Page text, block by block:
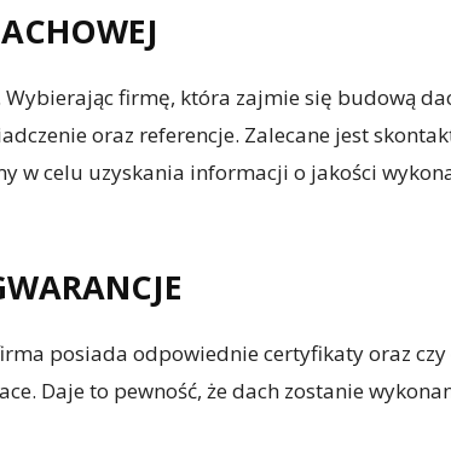
Wybierając firmę, która zajmie się budową
oraz referencje. Zalecane jest
w celu uzyskania informacji o jakości
posiada odpowiednie certyfikaty oraz
Daje to pewność, że dach zostanie